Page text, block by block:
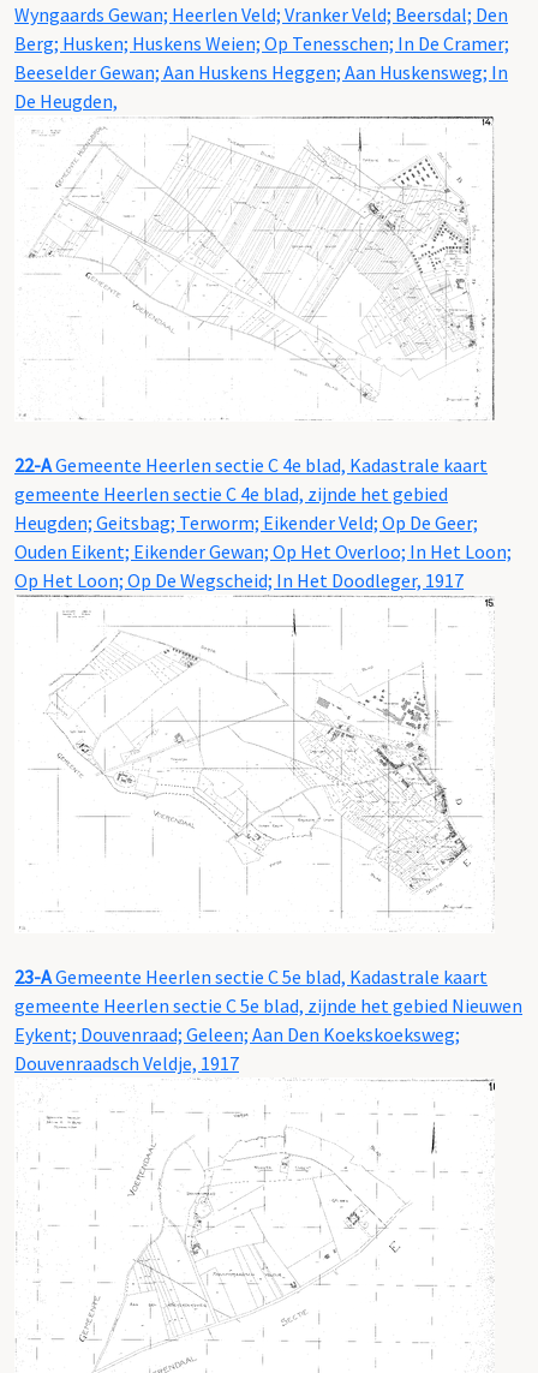
Wyngaards Gewan; Heerlen Veld; Vranker Veld; Beersdal; Den
Berg; Husken; Huskens Weien; Op Tenesschen; In De Cramer;
Beeselder Gewan; Aan Huskens Heggen; Aan Huskensweg; In
De Heugden,
22-AGemeente Heerlen sectie C 4e blad, Kadastrale kaart
gemeente Heerlen sectie C 4e blad, zijnde het gebied
Heugden; Geitsbag; Terworm; Eikender Veld; Op De Geer;
Ouden Eikent; Eikender Gewan; Op Het Overloo; In Het Loon;
Op Het Loon; Op De Wegscheid; In Het Doodleger, 1917
23-AGemeente Heerlen sectie C 5e blad, Kadastrale kaart
gemeente Heerlen sectie C 5e blad, zijnde het gebied Nieuwen
Eykent; Douvenraad; Geleen; Aan Den Koekskoeksweg;
Douvenraadsch Veldje, 1917